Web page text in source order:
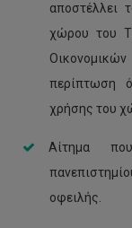
αποστέλλει
χώρου του
περίπτωση
χρήσης του
Αίτημα
οφειλής.